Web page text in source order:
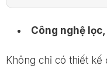
Công nghệ
Không chỉ có thiết